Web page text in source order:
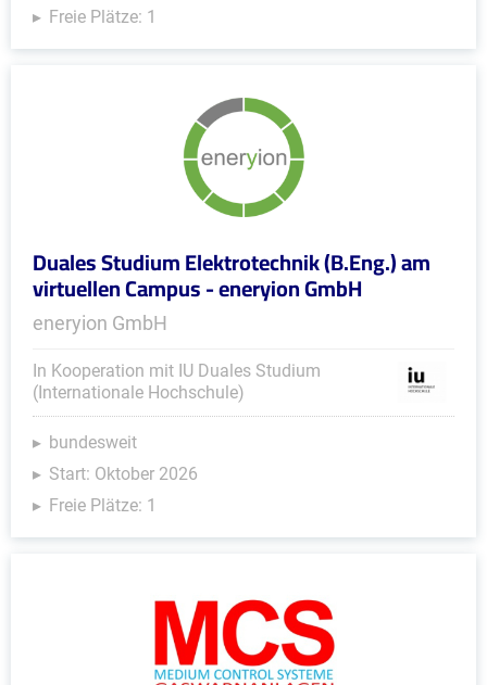
Freie Plätze: 1
Duales Studium Elektrotechnik (B.Eng.) am
virtuellen Campus - eneryion GmbH
eneryion GmbH
In Kooperation mit IU Duales Studium
(Internationale Hochschule)
bundesweit
Start: Oktober 2026
Freie Plätze: 1